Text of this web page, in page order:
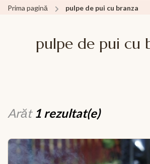
Prima pagină pulpe de pui cu branza
pulpe de pui cu
Arăt 1 rezultat(e)